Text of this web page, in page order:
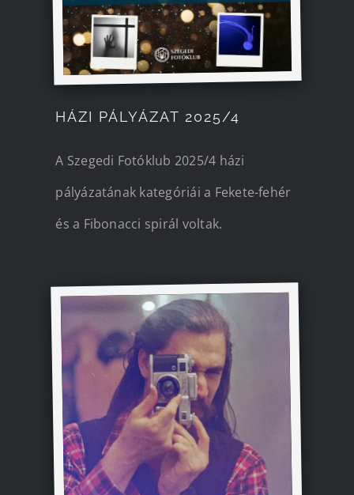
HÁZI PÁLYÁZAT 2025/4
A Szegedi Fotóklub 2025/4 házi
pályázatának kategóriái a Fekete-fehér
és a Fibonacci spirál voltak.